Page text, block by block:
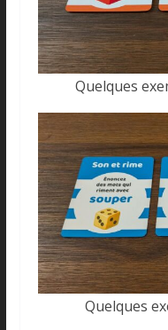
Quelques
Quelques